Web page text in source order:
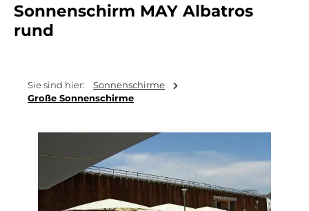
Sonnenschirm MAY Albatros
rund
Sie sind hier:
Sonnenschirme
Große Sonnenschirme
Bildergalerie überspringen